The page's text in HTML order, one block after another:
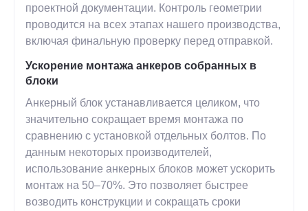
проектной документации. Контроль геометрии
проводится на всех этапах нашего производства,
включая финальную проверку перед отправкой.
Ускорение монтажа анкеров собранных в
блоки
Анкерный блок устанавливается целиком, что
значительно сокращает время монтажа по
сравнению с установкой отдельных болтов. По
данным некоторых производителей,
использование анкерных блоков может ускорить
монтаж на 50–70%. Это позволяет быстрее
возводить конструкции и сокращать сроки